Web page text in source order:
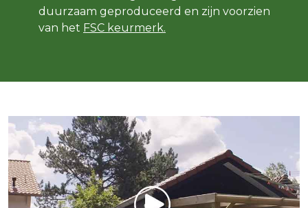
duurzaam geproduceerd en zijn voorzien
van het FSC keurmerk.